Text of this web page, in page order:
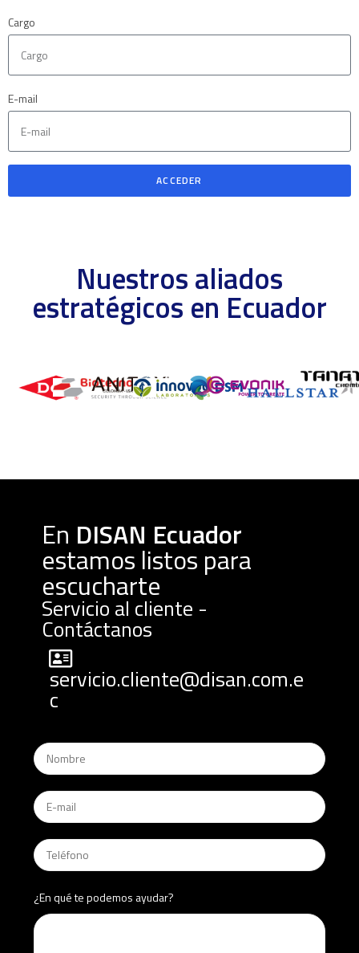
Cargo
E-mail
ACCEDER
Nuestros aliados
estratégicos en Ecuador
En DISAN Ecuador
estamos listos para
escucharte
Servicio al cliente -
Contáctanos
servicio.cliente@disan.com.e
c​
¿En qué te podemos ayudar?